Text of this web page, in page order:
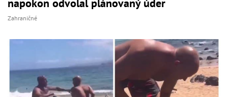
napokon odvolal plánovaný úder
Zahraničné